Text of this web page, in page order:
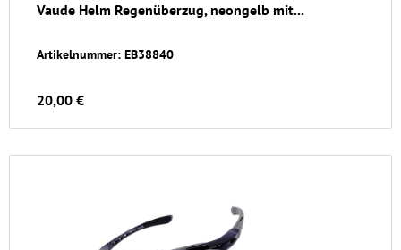
Vaude Helm Regenüberzug, neongelb mit...
Artikelnummer: EB38840
20,00 €